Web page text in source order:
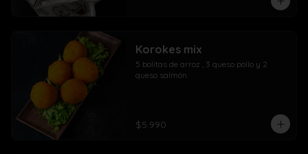
Korokes mix
5 bolitas de arroz , 3 queso pollo y 2
queso salmón.
$5.990